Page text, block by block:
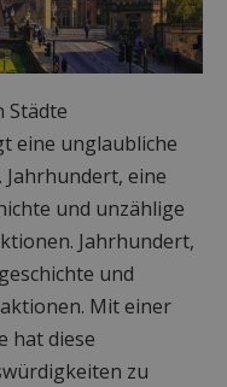
Städte
eine unglaubliche
Jahrhundert, eine
und unzählige
Jahrhundert,
und
Mit einer
hat diese
zu